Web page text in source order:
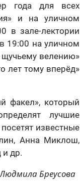
года для всех
и на уличном
в зале-лектории
19:00 на уличном
щучьему велению»
лет тому вперёд»
факел», который
лучшие
известные
Анна Миклош,
и др.
Бреусова